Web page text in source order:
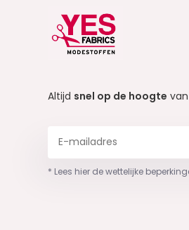
Altijd snel op de hoogte
* Lees hier de wettelijke